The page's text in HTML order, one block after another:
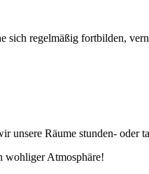
regelmäßig fortbilden,
unsere Räume stunden- oder
wohliger Atmosphäre!